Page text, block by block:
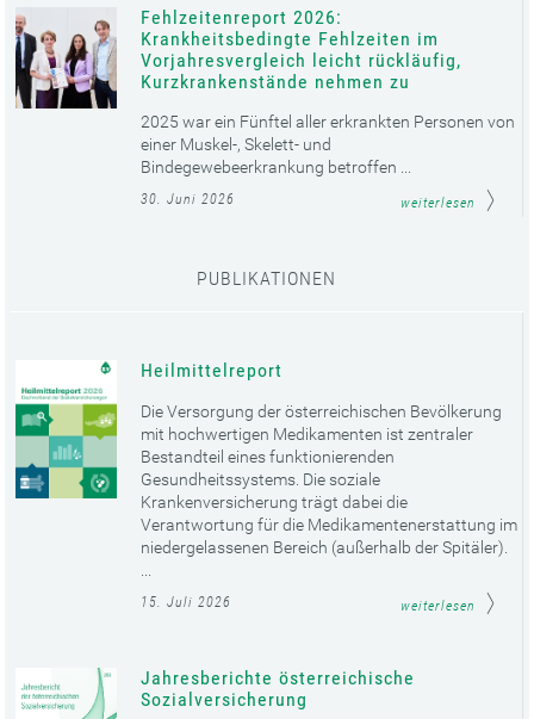
Fehlzeitenreport 2026:
Krankheitsbedingte Fehlzeiten im
Vorjahresvergleich leicht rückläufig,
Kurzkrankenstände nehmen zu
2025 war ein Fünftel aller erkrankten Personen von
einer Muskel-, Skelett- und
Bindegewebeerkrankung betroffen ...
30. Juni 2026 weiterlesen
PUBLIKATIONEN
Heilmittelreport
Die Versorgung der österreichischen Bevölkerung
mit hochwertigen Medikamenten ist zentraler
Bestandteil eines funktionierenden
Gesundheitssystems. Die soziale
Krankenversicherung trägt dabei die
Verantwortung für die Medikamentenerstattung im
niedergelassenen Bereich (außerhalb der Spitäler).
15. Juli 2026 weiterlesen
Jahresberichte österreichische
Sozialversicherung